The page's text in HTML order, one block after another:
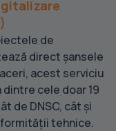
de
direct șansele
acest serviciu
dintre cele doar 19
de DNSC, cât și
tehnice.